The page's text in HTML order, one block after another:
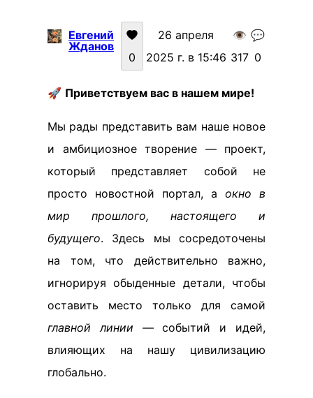
Евгений
Жданов
0
26 апреля
2025 г. в 15:46
👁️
317
💬
0
🚀 Приветствуем вас в нашем мире!
Мы рады представить вам наше новое
и амбициозное творение — проект,
который представляет собой не
просто новостной портал, а окно в
мир прошлого, настоящего и
будущего. Здесь мы сосредоточены
на том, что действительно важно,
игнорируя обыденные детали, чтобы
оставить место только для самой
главной линии — событий и идей,
влияющих на нашу цивилизацию
глобально.